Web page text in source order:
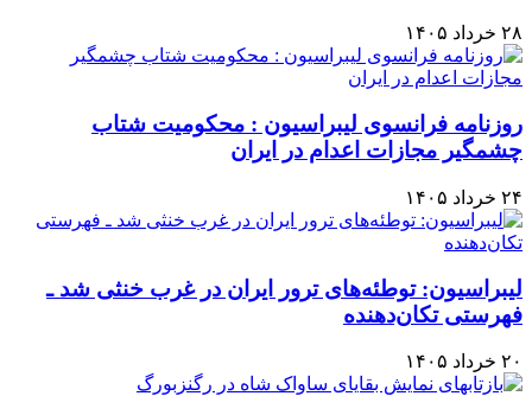
۲۸ خرداد ۱۴۰۵
روزنامه فرانسوی لیبراسیون : محکومیت شتاب
چشمگیر مجازات اعدام در ایران
۲۴ خرداد ۱۴۰۵
لیبراسیون: توطئه‌های ترور ایران در غرب خنثی شد ـ
فهرستی تکان‌دهنده
۲۰ خرداد ۱۴۰۵